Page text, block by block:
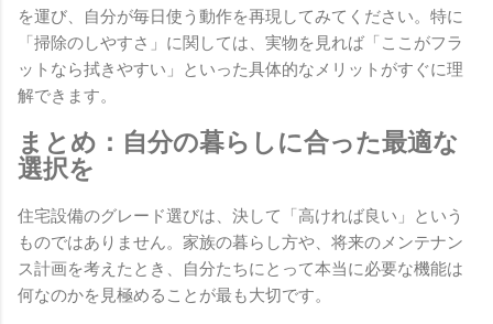
を運び、自分が毎日使う動作を再現してみてください。特に
「掃除のしやすさ」に関しては、実物を見れば「ここがフラ
ットなら拭きやすい」といった具体的なメリットがすぐに理
解できます。
まとめ：自分の暮らしに合った最適な
選択を
住宅設備のグレード選びは、決して「高ければ良い」という
ものではありません。家族の暮らし方や、将来のメンテナン
ス計画を考えたとき、自分たちにとって本当に必要な機能は
何なのかを見極めることが最も大切です。